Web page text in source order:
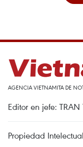
AGENCIA VIETNAMITA DE
Editor en jefe: TRAN
Propiedad Intelectual